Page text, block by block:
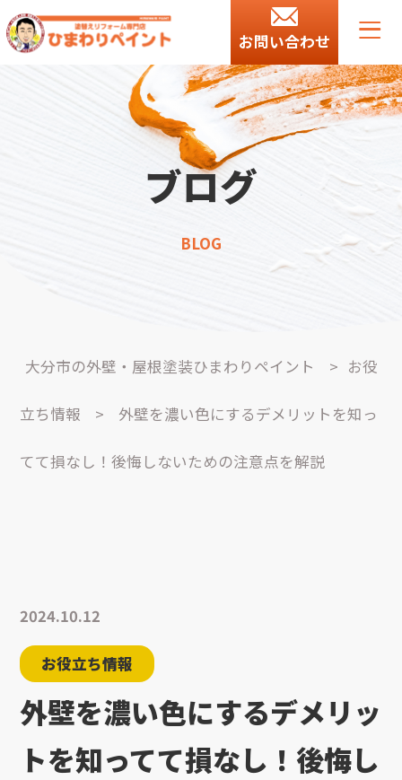
お問い合わせ
ブログ
BLOG
大分市の外壁・屋根塗装ひまわりペイント > お役
立ち情報 > 外壁を濃い色にするデメリットを知っ
てて損なし！後悔しないための注意点を解説
2024.10.12
お役立ち情報
外壁を濃い色にするデメリッ
トを知ってて損なし！後悔し